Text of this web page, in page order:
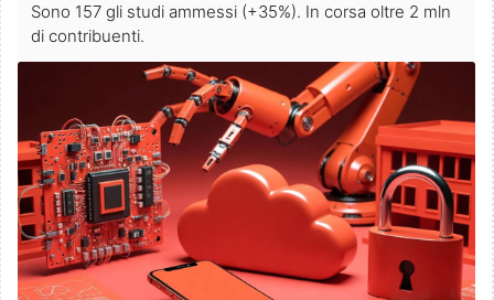
Sono 157 gli studi ammessi (+35%). In corsa oltre 2 mln
di contribuenti.